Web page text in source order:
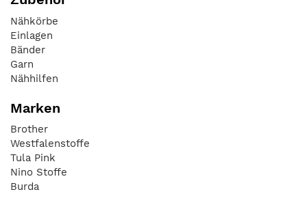
Nähkörbe
Einlagen
Bänder
Garn
Nähhilfen
Marken
Brother
Westfalenstoffe
Tula Pink
Nino Stoffe
Burda